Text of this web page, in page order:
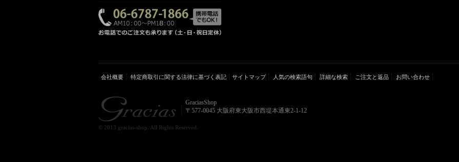
会社概要 特定商取引に関する法律に基づく表記 サイトマップ 人気の検索語句 詳細な検索 ご注文と返品 お問い合わせ
GraciasShop
〒577-0045 大阪府東大阪市西堤本通東2-1-12
© 2013 gracias-shop. All Rights Reserved.